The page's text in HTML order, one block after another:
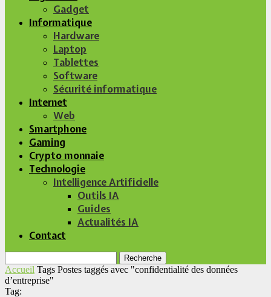
Gadget
Informatique
Hardware
Laptop
Tablettes
Software
Sécurité informatique
Internet
Web
Smartphone
Gaming
Crypto monnaie
Technologie
Intelligence Artificielle
Outils IA
Guides
Actualités IA
Contact
Recherche
Accueil Tags Postes taggés avec "confidentialité des données
d’entreprise"
Tag: